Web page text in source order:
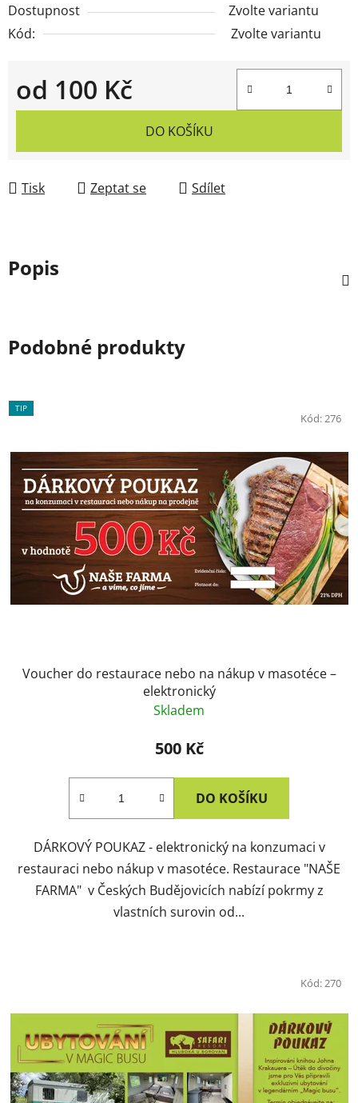
Dostupnost
Zvolte variantu
Kód:
Zvolte variantu
od 100 Kč
Měrná cena:
DO KOŠÍKU
Tisk Zeptat se Sdílet
Popis
Podobné produkty
TIP
Voucher do restaurace nebo na nákup v masotéce –
elektronický
Skladem
500 Kč
DO KOŠÍKU
DÁRKOVÝ POUKAZ - elektronický na konzumaci v
restauraci nebo nákup v masotéce. Restaurace "NAŠE
FARMA" v Českých Budějovicích nabízí pokrmy z
vlastních surovin od...
Kód:276
Kód:270